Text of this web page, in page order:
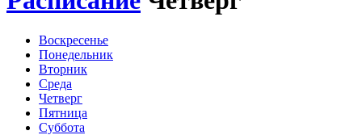
Воскресенье
Понедельник
Вторник
Среда
Четверг
Пятница
Суббота